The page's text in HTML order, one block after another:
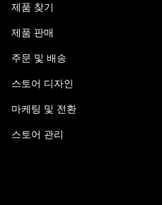
제품 찾기
제품 판매
주문 및 배송
스토어 디자인
마케팅 및 전환
스토어 관리